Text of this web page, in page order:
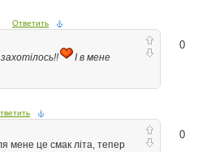
Ответить
0
І в мене
0
мене це смак літа, тепер